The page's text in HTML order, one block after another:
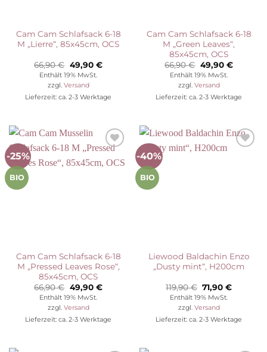
Cam Cam Schlafsack 6-18
M „Lierre“, 85x45cm, OCS
66,90€ Ursprünglicher
Preis
war:
66,90 €
49,90 €Aktueller
Enthält 19% MwSt.
zzgl. Versand
Lieferzeit: ca. 2-3 Werktage
Cam Cam Schlafsack 6-18
M „Green Leaves“,
85x45cm, OCS
66,90€ Ursprünglicher
Preis
war:
66,90 €
49,90 €
Enthält 19% MwSt.
zzgl. Versand
Lieferzeit: ca. 2-3 Werktage
-25%
BIO
Wunschliste
Cam Cam Schlafsack 6-18
M „Pressed Leaves Rose“,
85x45cm, OCS
66,90€ Ursprünglicher
Preis
war:
66,90 €
49,90 €Aktueller
Enthält 19% MwSt.
zzgl. Versand
Lieferzeit: ca. 2-3 Werktage
-40%
BIO
Liewood Baldachin Enzo
„Dusty mint“, H200cm
119,90€ Ursprünglicher
Preis
war:
119,90 €
71,90€
Enthält 19% MwSt.
zzgl. Versand
Lieferzeit: ca. 2-3 Werktage